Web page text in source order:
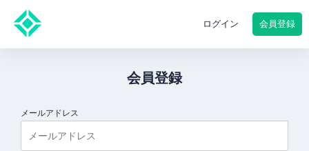
ログイン 会員登録
会員登録
メールアドレス